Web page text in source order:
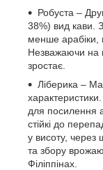
Робуста –
38%) вид кави.
менше арабіки,
Незважаючи на
зростає.
Ліберика –
для посилення
стійкі до
у висоту, через
та збору
Філіппінах.